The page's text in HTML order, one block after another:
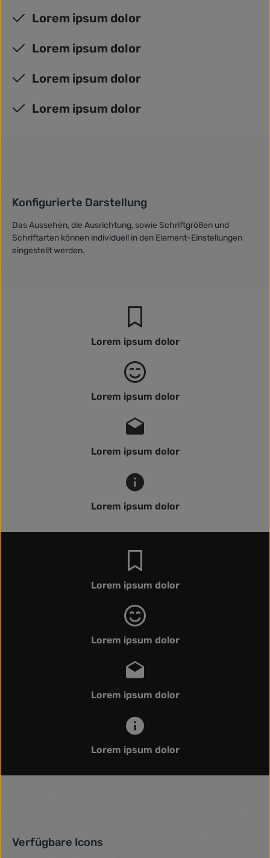
Lorem ipsum dolor
Lorem ipsum dolor
Lorem ipsum dolor
Lorem ipsum dolor
Konfigurierte Darstellung
Das Aussehen, die Ausrichtung, sowie Schriftgrößen und
Schriftarten können individuell in den Element-Einstellungen
eingestellt werden.
Lorem ipsum dolor
Lorem ipsum dolor
Lorem ipsum dolor
Lorem ipsum dolor
Lorem ipsum dolor
Lorem ipsum dolor
Lorem ipsum dolor
Lorem ipsum dolor
Verfügbare Icons